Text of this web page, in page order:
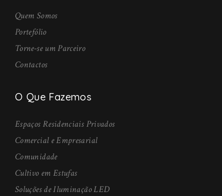
Quem Somos
Portefólio
Torne-se um Parceiro
Contactos
O Que Fazemos
Espaços Residenciais Privados
Comercial e Empresarial
Comunidade
Cultivo em Estufas
Soluções de Iluminação LED